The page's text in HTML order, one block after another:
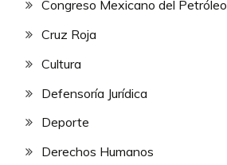
Congreso Mexicano del Petróleo
Cruz Roja
Cultura
Defensoría Jurídica
Deporte
Derechos Humanos